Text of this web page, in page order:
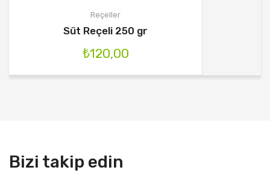
Reçeller
Süt Reçeli 250 gr
₺120,00
Bizi takip edin